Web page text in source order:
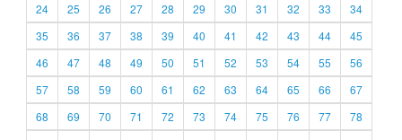
24
25 26 27 28 29 30 31 32 33
34
35
36 37 38 39 40 41 42 43 44
45
46
47 48 49 50 51 52 53 54 55
56
57
58 59 60 61 62 63 64 65 66
67
68
69 70 71 72 73 74 75 76 77
78